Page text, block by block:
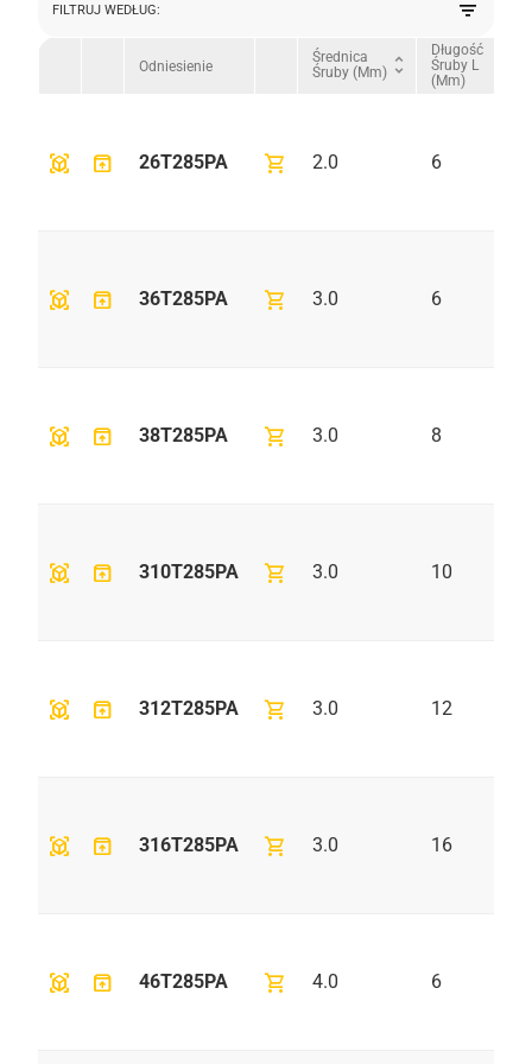
FILTRUJ WEDŁUG: filter_list
Odniesienie
Średnica
Śruby (mm) unfold_more
Długość
Śruby L
(mm)
view_in_ar unarchive 26T285PA shopping_cart 2.0 6
view_in_ar unarchive 36T285PA shopping_cart 3.0 6
view_in_ar unarchive 38T285PA shopping_cart 3.0 8
view_in_ar unarchive 310T285PA shopping_cart 3.0 10
view_in_ar unarchive 312T285PA shopping_cart 3.0 12
view_in_ar unarchive 316T285PA shopping_cart 3.0 16
view_in_ar unarchive 46T285PA shopping_cart 4.0 6